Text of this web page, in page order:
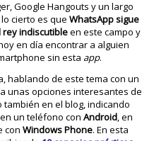
Google Hangouts y un largo
cierto es que WhatsApp sigue
rey indiscutibleen este campo y
en día encontrar a alguien
sin esta app.
hablando de este tema con un
unas opciones interesantes de
en el blog, indicando
en un teléfono conAndroid, en
conWindows Phone. En esta